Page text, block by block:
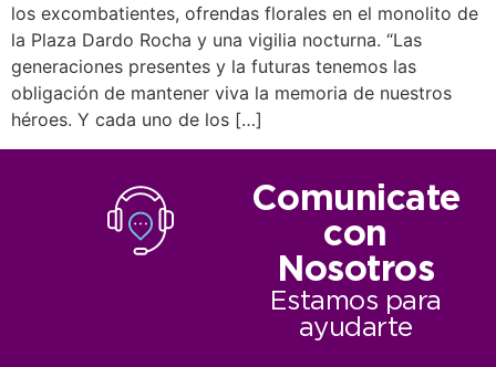
los excombatientes, ofrendas florales en el monolito de
la Plaza Dardo Rocha y una vigilia nocturna. “Las
generaciones presentes y la futuras tenemos las
obligación de mantener viva la memoria de nuestros
héroes. Y cada uno de los […]
Comunicate
con
Nosotros
Estamos para
ayudarte